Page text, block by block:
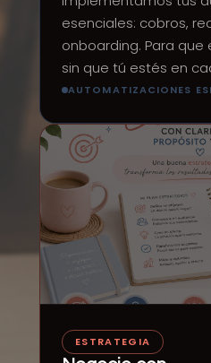
esenciales: cobros,
onboarding. Para
sin que tú estés en
AUTOMATIZACIONES
ESTRATEGIA